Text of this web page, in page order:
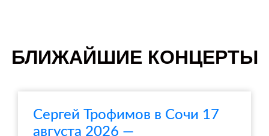
БЛИЖАЙШИЕ КОНЦЕРТЫ
Сергей Трофимов в Сочи 17
августа 2026 —